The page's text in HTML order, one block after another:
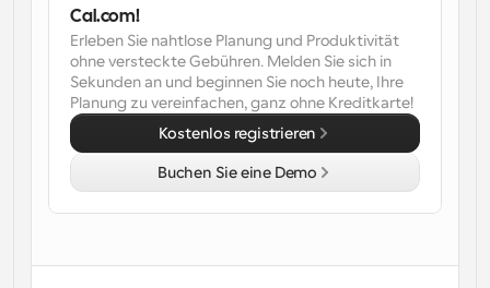
Supercharged Planung mit KI-gestützten Anrufen
Arbeitsabläufe
Automatisieren Sie die Planung und Erinnerungen
Blog
Bleiben Sie auf dem Laufenden über die neuesten
Nachrichten und Updates.
Sofortige Besprechungen
Treffen Sie sich in wenigen Minuten mit Kunden
Dynamische Gruppenlinks
Cal.com!
Erleben Sie nahtlose Planung und Produktivität
ohne versteckte Gebühren. Melden Sie sich in
Sekunden an und beginnen Sie noch heute, Ihre
Planung zu vereinfachen, ganz ohne Kreditkarte!
Kostenlos registrieren
Buchen Sie eine Demo